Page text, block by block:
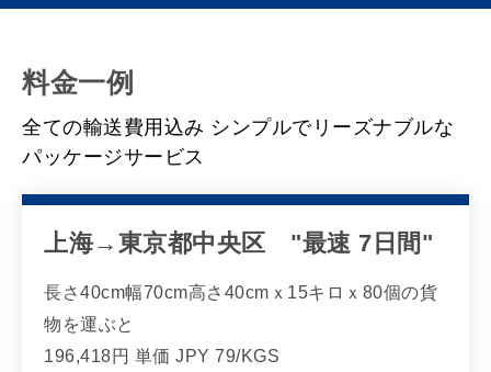
料金一例
全ての輸送費用込み シンプルでリーズナブルな
パッケージサービス
上海→東京都中央区 "最速 7日間"
長さ40cm幅70cm高さ40cmｘ15キロｘ80個の貨
物を運ぶと
196,418円 単価 JPY 79/KGS